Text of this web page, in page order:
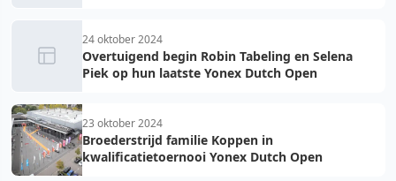
24 oktober 2024
Overtuigend begin Robin Tabeling en Selena
Piek op hun laatste Yonex Dutch Open
23 oktober 2024
Broederstrijd familie Koppen in
kwalificatietoernooi Yonex Dutch Open